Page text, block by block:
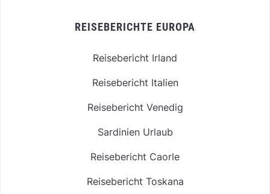
REISEBERICHTE EUROPA
Reisebericht Irland
Reisebericht Italien
Reisebericht Venedig
Sardinien Urlaub
Reisebericht Caorle
Reisebericht Toskana